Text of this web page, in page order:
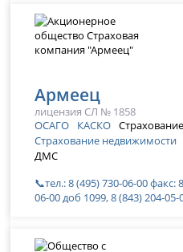
Армеец
лицензия СЛ № 1858
ОСАГО
КАСКО
Страхование недвижимости
ДМС
📞тел.: 8 (495) 730-06-00 факс:
06-00 доб 1099, 8 (843) 204-05-